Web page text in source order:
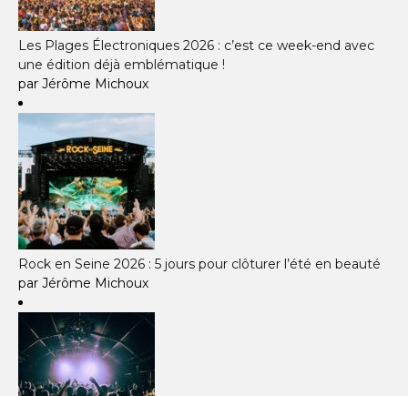
Les Plages Électroniques 2026 : c’est ce week-end avec
une édition déjà emblématique !
par Jérôme Michoux
Rock en Seine 2026 : 5 jours pour clôturer l’été en beauté
par Jérôme Michoux